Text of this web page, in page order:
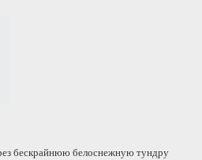
бескрайнюю белоснежную тундру